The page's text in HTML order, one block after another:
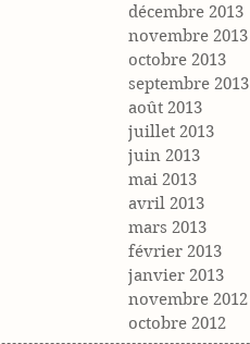
décembre 2013
novembre 2013
octobre 2013
septembre 2013
août 2013
juillet 2013
juin 2013
mai 2013
avril 2013
mars 2013
février 2013
janvier 2013
novembre 2012
octobre 2012